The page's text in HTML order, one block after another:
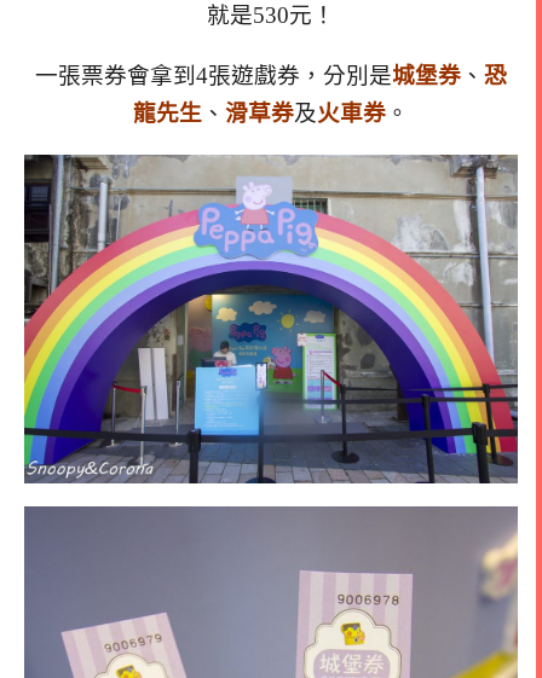
就是530元！
一張票券會拿到4張遊戲券，分別是城堡券 、 恐
龍先生 、 滑草券及火車券 。